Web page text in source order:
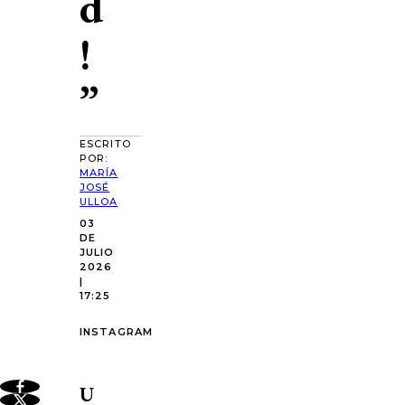
!
”
ESCRITO
POR:
MARÍA
JOSÉ
ULLOA
03
DE
JULIO
2026
|
17:25
INSTAGRAM
U